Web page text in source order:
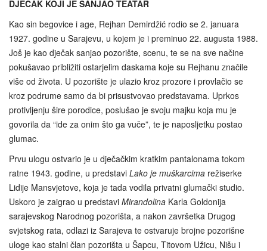
DJEČAK KOJI JE SANJAO TEATAR
Kao sin begovice i age, Rejhan Demirdžić rodio se 2. januara
1927. godine u Sarajevu, u kojem je i preminuo 22. augusta 1988.
Još je kao dječak sanjao pozorište, scenu, te se na sve načine
pokušavao približiti ostarjelim daskama koje su Rejhanu značile
više od života. U pozorište je ulazio kroz prozore i provlačio se
kroz podrume samo da bi prisustvovao predstavama. Uprkos
protivljenju šire porodice, poslušao je svoju majku koja mu je
govorila da “ide za onim što ga vuče”, te je naposljetku postao
glumac.
Prvu ulogu ostvario je u dječačkim kratkim pantalonama tokom
ratne 1943. godine, u predstavi Lako je muškarcima režiserke
Lidije Mansvjetove, koja je tada vodila privatni glumački studio.
Uskoro je zaigrao u predstavi Mirandolina Karla Goldonija
sarajevskog Narodnog pozorišta, a nakon završetka Drugog
svjetskog rata, odlazi iz Sarajeva te ostvaruje brojne pozorišne
uloge kao stalni član pozorišta u Šapcu, Titovom Užicu, Nišu i